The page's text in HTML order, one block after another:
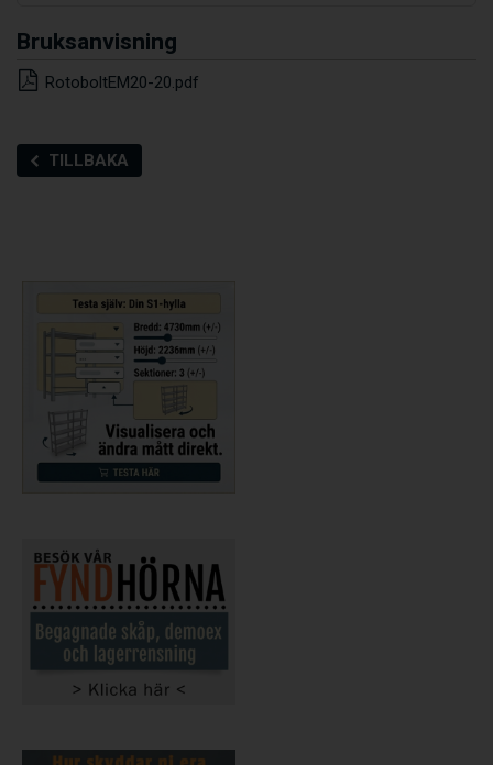
Bruksanvisning
RotoboltEM20-20.pdf
TILLBAKA